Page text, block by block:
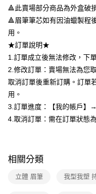
【「AFTEE先享後付」結帳流
１．於結帳方式選擇「AFTEE
結帳頁面，進行簡訊認證並確認
２．訂單成立數日內，您將收到
３．收到繳費通知簡訊後14天
ATM／網路銀行／等多元方式
※ 請注意：結帳手續完成當下
購買商品的店家。未經商家同
後付繳納相關費用。
是否繳費成功／繳費後需取消
客戶支援中心」https://
易，需依本服務之必要範圍內
權轉讓予恩沛科技股份有限公司
https://aftee.tw/terms/#terms3
全家取貨付款
每筆NT$80，滿NT$599(含
付款後全家取貨
每筆NT$80，滿NT$599(含
7-11取貨付款
每筆NT$80，滿NT$599(含
每筆NT$80，滿NT$599(含
國家/地區配送（宇迅）
🔺此賣場部分商品為外盒破
🔺眉筆筆芯如有因油蠟製程
用。
★訂單說明★
1.訂單成立後無法修改，下
2.修改訂單：賣場無法為您
取消訂單後重新訂購。訂單
用。
3.訂單進度：【我的帳戶】
4.取消訂單：需在訂單狀態
相關分類
立體 眉筆 我型我塑